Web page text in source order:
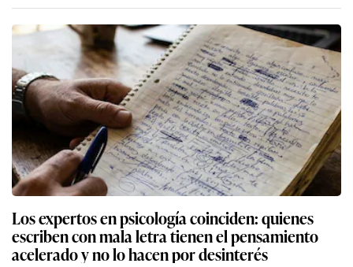
Los expertos en psicología coinciden: quienes
escriben con mala letra tienen el pensamiento
acelerado y no lo hacen por desinterés